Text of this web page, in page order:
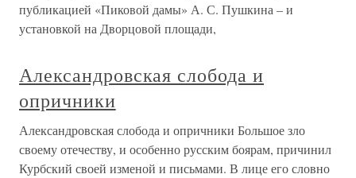
публикацией «Пиковой дамы» А. С. Пушкина – и
установкой на Дворцовой площади,
Александровская слобода и
опричники
Александровская слобода и опричники Большое зло
своему отечеству, и особенно русским боярам, причинил
Курбский своей изменой и письмами. В лице его словно